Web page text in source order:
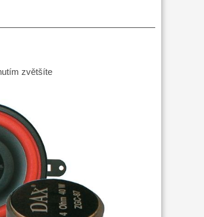
zvětšíte